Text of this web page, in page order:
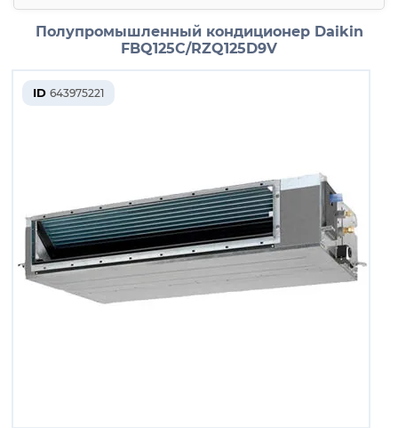
Полупромышленный кондиционер Daikin
FBQ125C/RZQ125D9V
ID 643975221